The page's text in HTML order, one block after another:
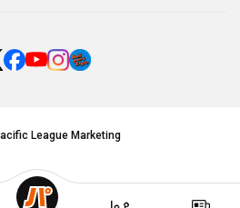
League Marketing